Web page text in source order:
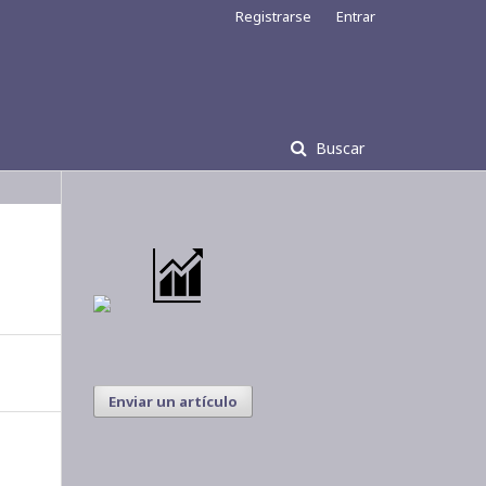
Buscar
Registrarse Entrar
Enviar un artículo